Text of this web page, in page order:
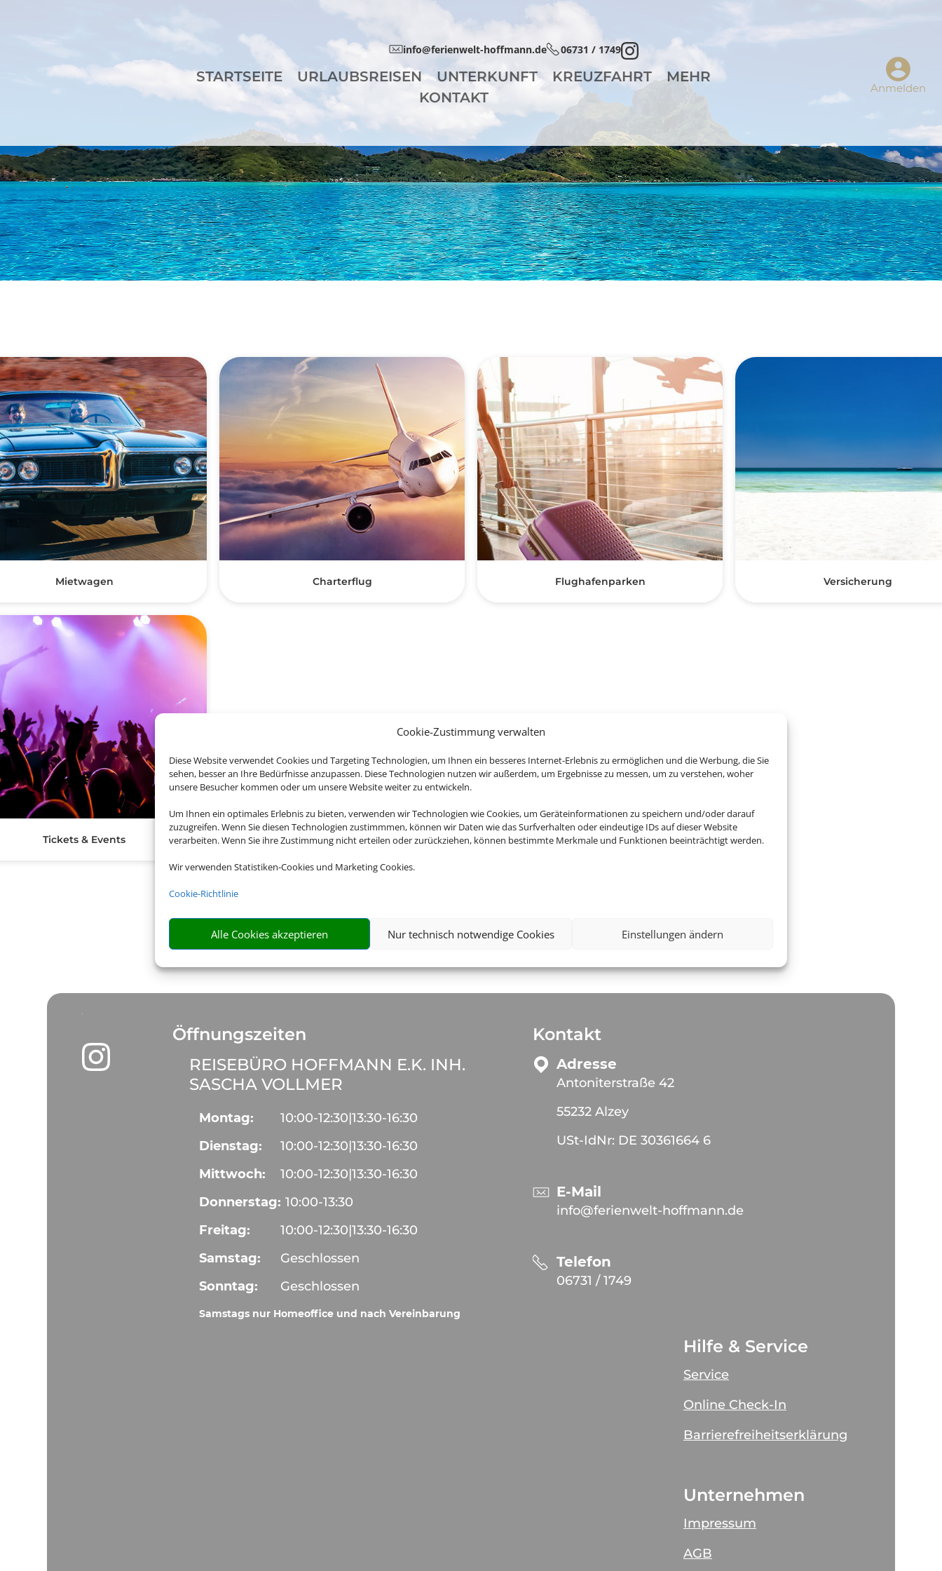
Cookie-Zustimmung verwalten
Diese Website verwendet Cookies und Targeting Technologien, um Ihnen ein besseres Internet-Erlebnis zu ermöglichen und die Werbung, die Sie
sehen, besser an Ihre Bedürfnisse anzupassen. Diese Technologien nutzen wir außerdem, um Ergebnisse zu messen, um zu verstehen, woher
unsere Besucher kommen oder um unsere Website weiter zu entwickeln.
Um Ihnen ein optimales Erlebnis zu bieten, verwenden wir Technologien wie Cookies, um Geräteinformationen zu speichern und/oder darauf
zuzugreifen. Wenn Sie diesen Technologien zustimmmen, können wir Daten wie das Surfverhalten oder eindeutige IDs auf dieser Website
verarbeiten. Wenn Sie ihre Zustimmung nicht erteilen oder zurückziehen, können bestimmte Merkmale und Funktionen beeinträchtigt werden.
Wir verwenden Statistiken-Cookies und Marketing Cookies.
Cookie-Richtlinie
Alle Cookies akzeptieren Nur technisch notwendige Cookies Einstellungen ändern
info@ferienwelt-hoffmann.de 06731 / 1749
Anmelden
STARTSEITE URLAUBSREISEN UNTERKUNFT KREUZFAHRT
MEHR
KONTAKT
Mietwagen Charterflug Flughafenparken Versicherung
Tickets & Events
Öffnungszeiten
REISEBÜRO HOFFMANN E.K. INH.
SASCHA VOLLMER
Montag: 10:00-12:30|13:30-16:30
Dienstag:
10:00-12:30|13:30-16:30
Mittwoch:
10:00-12:30|13:30-16:30
Donnerstag: 10:00-13:30
Freitag:
10:00-12:30|13:30-16:30
Samstag:
Geschlossen
Sonntag:
Geschlossen
Samstags nur Homeoffice und nach Vereinbarung
Kontakt
Adresse
Antoniterstraße 42
55232 Alzey
USt-IdNr: DE 30361664 6
E-Mail
info@ferienwelt-hoffmann.de
Telefon
06731 / 1749
Hilfe & Service
Service
Online Check-In
Barrierefreiheitserklärung
Unternehmen
Impressum
AGB